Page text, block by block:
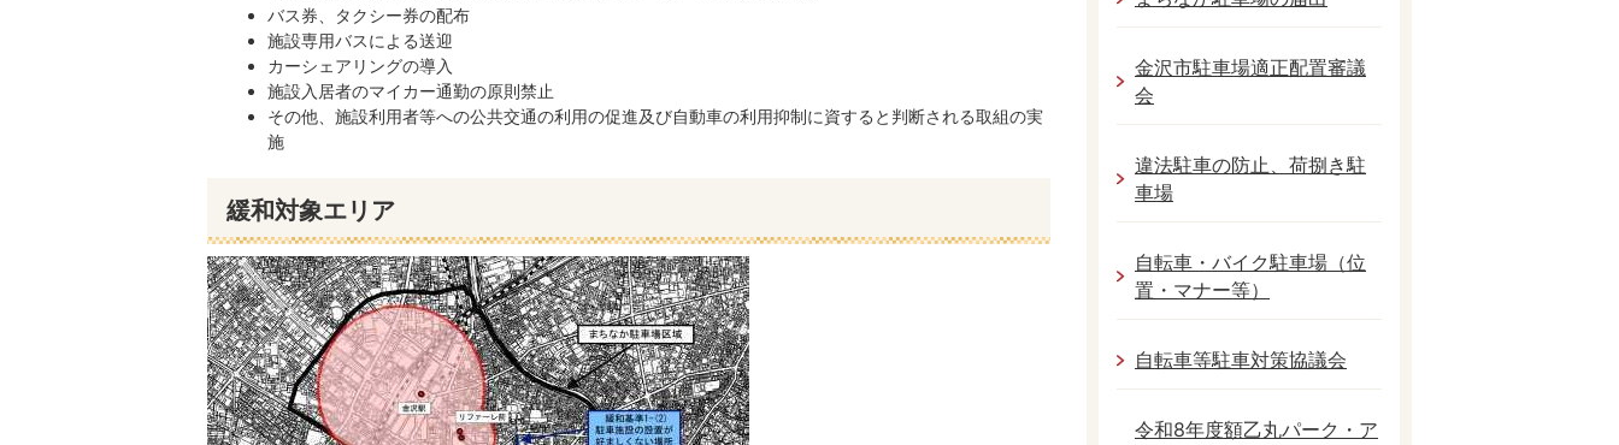
バス券、タクシー券の配布
施設専用バスによる送迎
カーシェアリングの導入
施設入居者のマイカー通勤の原則禁止
その他、施設利用者等への公共交通の利用の促進及び自動車の利用抑制に資すると判断される取組の実
施
緩和対象エリア
金沢市駐車場適正配置審議
会
違法駐車の防止、荷捌き駐
車場
自転車・バイク駐車場（位
置・マナー等）
自転車等駐車対策協議会
令和8年度額乙丸パーク・ア